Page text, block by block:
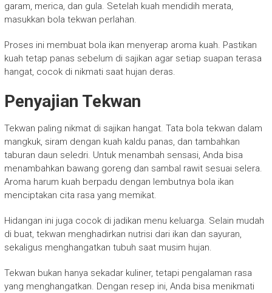
garam, merica, dan gula. Setelah kuah mendidih merata,
masukkan bola tekwan perlahan.
Proses ini membuat bola ikan menyerap aroma kuah. Pastikan
kuah tetap panas sebelum di sajikan agar setiap suapan terasa
hangat, cocok di nikmati saat hujan deras.
Penyajian Tekwan
Tekwan paling nikmat di sajikan hangat. Tata bola tekwan dalam
mangkuk, siram dengan kuah kaldu panas, dan tambahkan
taburan daun seledri. Untuk menambah sensasi, Anda bisa
menambahkan bawang goreng dan sambal rawit sesuai selera.
Aroma harum kuah berpadu dengan lembutnya bola ikan
menciptakan cita rasa yang memikat.
Hidangan ini juga cocok di jadikan menu keluarga. Selain mudah
di buat, tekwan menghadirkan nutrisi dari ikan dan sayuran,
sekaligus menghangatkan tubuh saat musim hujan.
Tekwan bukan hanya sekadar kuliner, tetapi pengalaman rasa
yang menghangatkan. Dengan resep ini, Anda bisa menikmati